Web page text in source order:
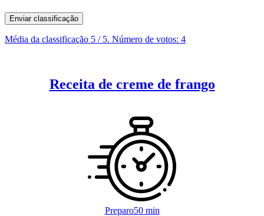
Enviar classificação
Média da classificação 5 / 5. Número de votos: 4
Receita de creme de frango
Preparo50 min